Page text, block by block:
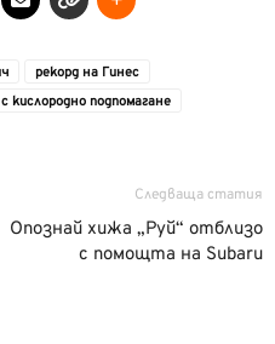
рекорд на Гинес
кислородно подпомагане
Следваща статия
Опознай хижа „Руй“ отблизо
с помощта на Subaru